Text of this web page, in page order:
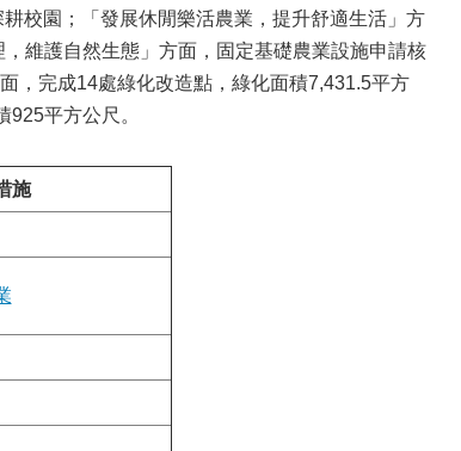
校園；「發展休閒樂活農業，提升舒適生活」方
維護自然生態」方面，固定基礎農業設施申請核
，完成14處綠化改造點，綠化面積7,431.5平方
平方公尺。
施